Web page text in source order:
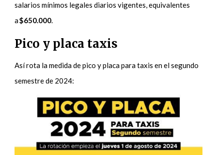
salarios mínimos legales diarios vigentes, equivalentes
a$650.000.
Pico y placa taxis
Así rota la medida de pico y placa para taxis en el segundo
semestre de 2024: